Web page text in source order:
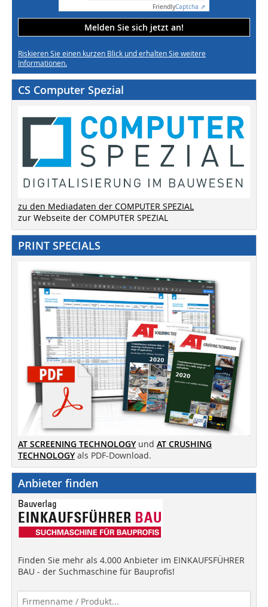
FriendlyCaptcha ⇗
Melden Sie sich jetzt an!
Riskieren Sie einen kurzen Blick und erhalten Sie weitere
Informationen.
CS Computer Spezial
zu den Mediadaten der COMPUTER SPEZIAL
zur Webseite der COMPUTER SPEZIAL
PRINT SPECIALS
AT SCREENING TECHNOLOGY und AT CRUSHING
TECHNOLOGY als PDF-Download.
Anbieter finden
Finden Sie mehr als 4.000 Anbieter im EINKAUFSFÜHRER
BAU - der Suchmaschine für Bauprofis!